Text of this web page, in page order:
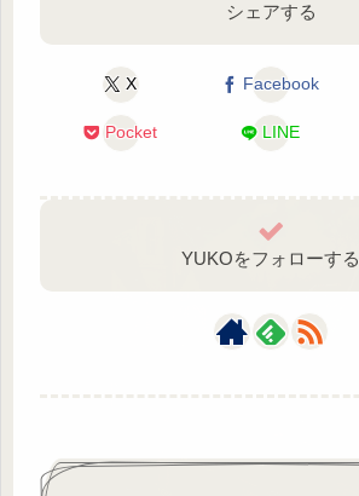
シェアする
X Facebook
Pocket LINE
YUKOをフォローする